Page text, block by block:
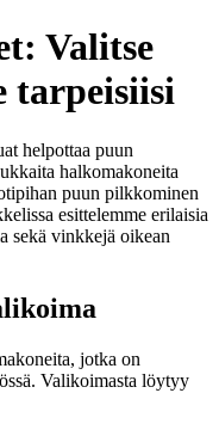
Valitse
tarpeisiisi
helpottaa puun
halkomakoneita
puun pilkkominen
esittelemme erilaisia
sekä vinkkejä oikean
jotka on
Valikoimasta löytyy